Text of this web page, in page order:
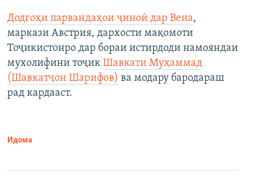
Додгоҳи парвандаҳои ҷиноӣ дар Вена,
маркази Австрия, дархости мақомоти
Тоҷикистонро дар бораи истирдоди намояндаи
мухолифини тоҷик Шавкати Муҳаммад
(Шавкатҷон Шарифов) ва модару бародараш
рад кардааст.
Идома